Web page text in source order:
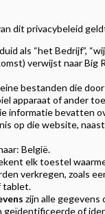
dit privacybeleid
als “het Bedrijf”,
verwijst naar Big
bestanden die
apparaat of ander
informatie bevatten
op die website,
België.
elk toestel
verkregen, zoals
tablet.
zijn alle gegevens
geïdentificeerde of